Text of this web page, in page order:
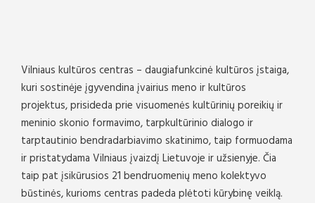
Vilniaus kultūros centras – daugiafunkcinė kultūros įstaiga,
kuri sostinėje įgyvendina įvairius meno ir kultūros
projektus, prisideda prie visuomenės kultūrinių poreikių ir
meninio skonio formavimo, tarpkultūrinio dialogo ir
tarptautinio bendradarbiavimo skatinimo, taip formuodama
ir pristatydama Vilniaus įvaizdį Lietuvoje ir užsienyje. Čia
taip pat įsikūrusios 21 bendruomenių meno kolektyvo
būstinės, kurioms centras padeda plėtoti kūrybinę veiklą.